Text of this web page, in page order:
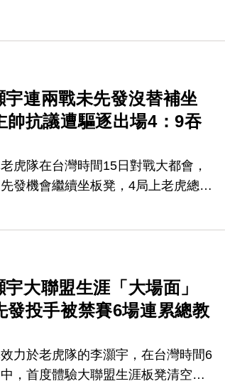
連兩戰未先發沒替補坐
帥抗議遭驅逐出場4：9吞
虎隊在台灣時間15日對戰大都會，
發機會繼續坐板凳，4局上老虎總教
大聯盟生涯「大場面」
發投手被禁賽6場連累總教
力於老虎隊的李灝宇，在台灣時間6
，首度體驗大聯盟生涯板凳清空